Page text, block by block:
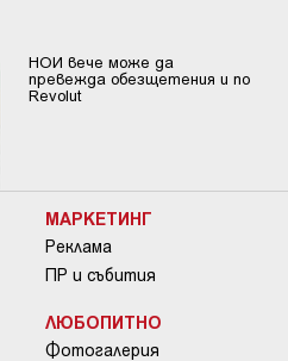
НОИ вече може да
превежда обезщетения и по
Revolut
МАРКЕТИНГ
Реклама
ПР и събития
ЛЮБОПИТНО
Фотогалерия